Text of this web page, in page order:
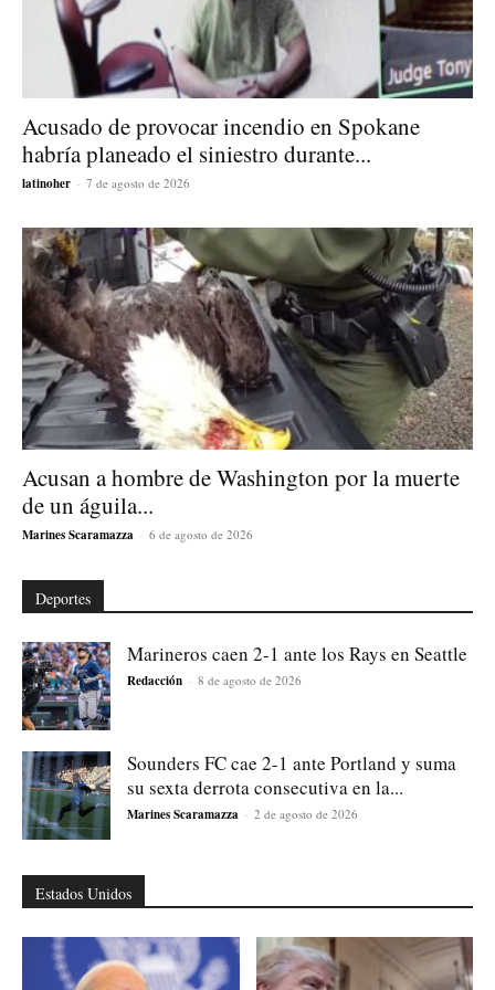
Acusado de provocar incendio en Spokane
habría planeado el siniestro durante...
latinoher - 7 de agosto de 2026
Acusan a hombre de Washington por la muerte
de un águila...
Marines Scaramazza - 6 de agosto de 2026
Deportes
Marineros caen 2-1 ante los Rays en Seattle
Redacción - 8 de agosto de 2026
Sounders FC cae 2-1 ante Portland y suma
su sexta derrota consecutiva en la...
Marines Scaramazza - 2 de agosto de 2026
Estados Unidos